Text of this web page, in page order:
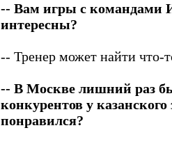
-- Вам игры с командами
интересны?
-- Тренер может найти что-
-- В Москве лишний раз
конкурентов у
понравился?